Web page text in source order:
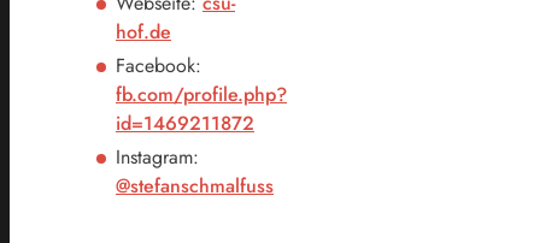
hof.de
Facebook:
fb.com/profile.php?
id=1469211872
Instagram:
@stefanschmalfuss